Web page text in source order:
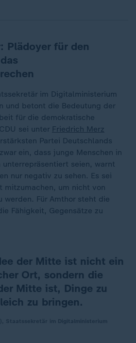
Plädoyer für den
im Digitalministerium
und betont die Bedeutung der
für die demokratische
sei unter Friedrich Merz
Partei Deutschlands
ein, dass junge Menschen in
seien, warnt
nur negativ zu sehen. Es sei
mitzumachen, um nicht von
werden. Für Amthor steht die
Fähigkeit, Gegensätze zu
der Mitte ist nicht ein
Ort, sondern die
Mitte ist, Dinge zu
zu bringen.